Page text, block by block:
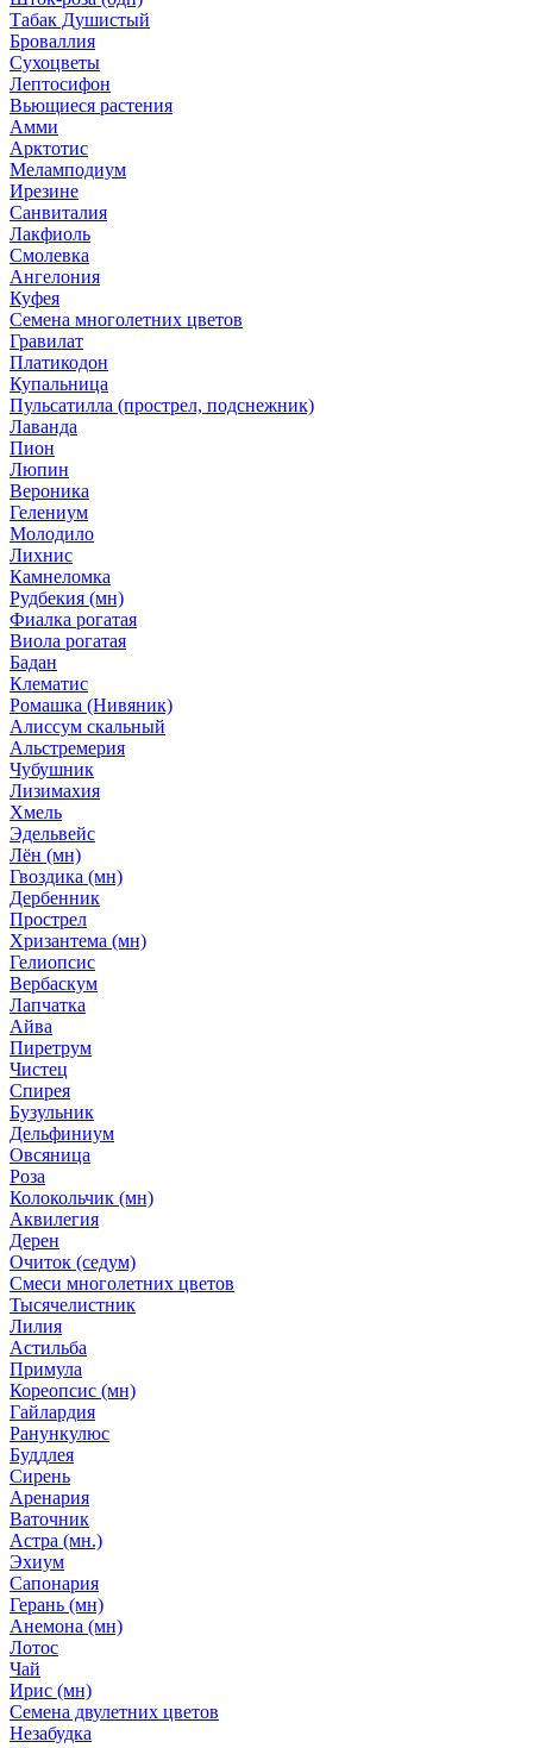
Табак Душистый
Броваллия
Сухоцветы
Лептосифон
Вьющиеся растения
Амми
Арктотис
Меламподиум
Ирезине
Санвиталия
Лакфиоль
Смолевка
Ангелония
Куфея
Семена многолетних цветов
Гравилат
Платикодон
Купальница
Пульсатилла (прострел, подснежник)
Лаванда
Пион
Люпин
Вероника
Гелениум
Молодило
Лихнис
Камнеломка
Рудбекия (мн)
Фиалка рогатая
Виола рогатая
Бадан
Клематис
Ромашка (Нивяник)
Алиссум скальный
Альстремерия
Чубушник
Лизимахия
Хмель
Эдельвейс
Лён (мн)
Гвоздика (мн)
Дербенник
Прострел
Хризантема (мн)
Гелиопсис
Вербаскум
Лапчатка
Айва
Пиретрум
Чистец
Спирея
Бузульник
Дельфиниум
Овсяница
Роза
Колокольчик (мн)
Аквилегия
Дерен
Очиток (седум)
Смеси многолетних цветов
Тысячелистник
Лилия
Астильба
Примула
Кореопсис (мн)
Гайлардия
Ранункулюс
Буддлея
Сирень
Аренария
Ваточник
Астра (мн.)
Эхиум
Сапонария
Герань (мн)
Анемона (мн)
Лотос
Чай
Ирис (мн)
Семена двулетних цветов
Незабудка